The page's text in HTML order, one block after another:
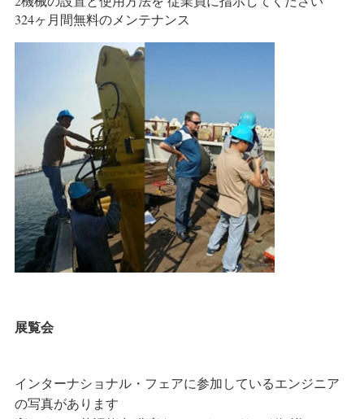
324ヶ月間無料のメンテナンス
展覧会
インターナショナル・フェアに参加しているエンジニア
の写真があります